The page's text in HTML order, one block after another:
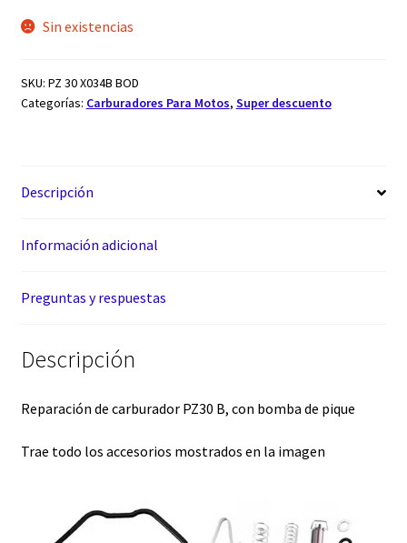
Sin existencias
SKU: PZ 30 X034B BOD
Categorías: Carburadores Para Motos, Super descuento
Descripción
Información adicional
Preguntas y respuestas
Descripción
Reparación de carburador PZ30 B, con bomba de pique
Trae todo los accesorios mostrados en la imagen